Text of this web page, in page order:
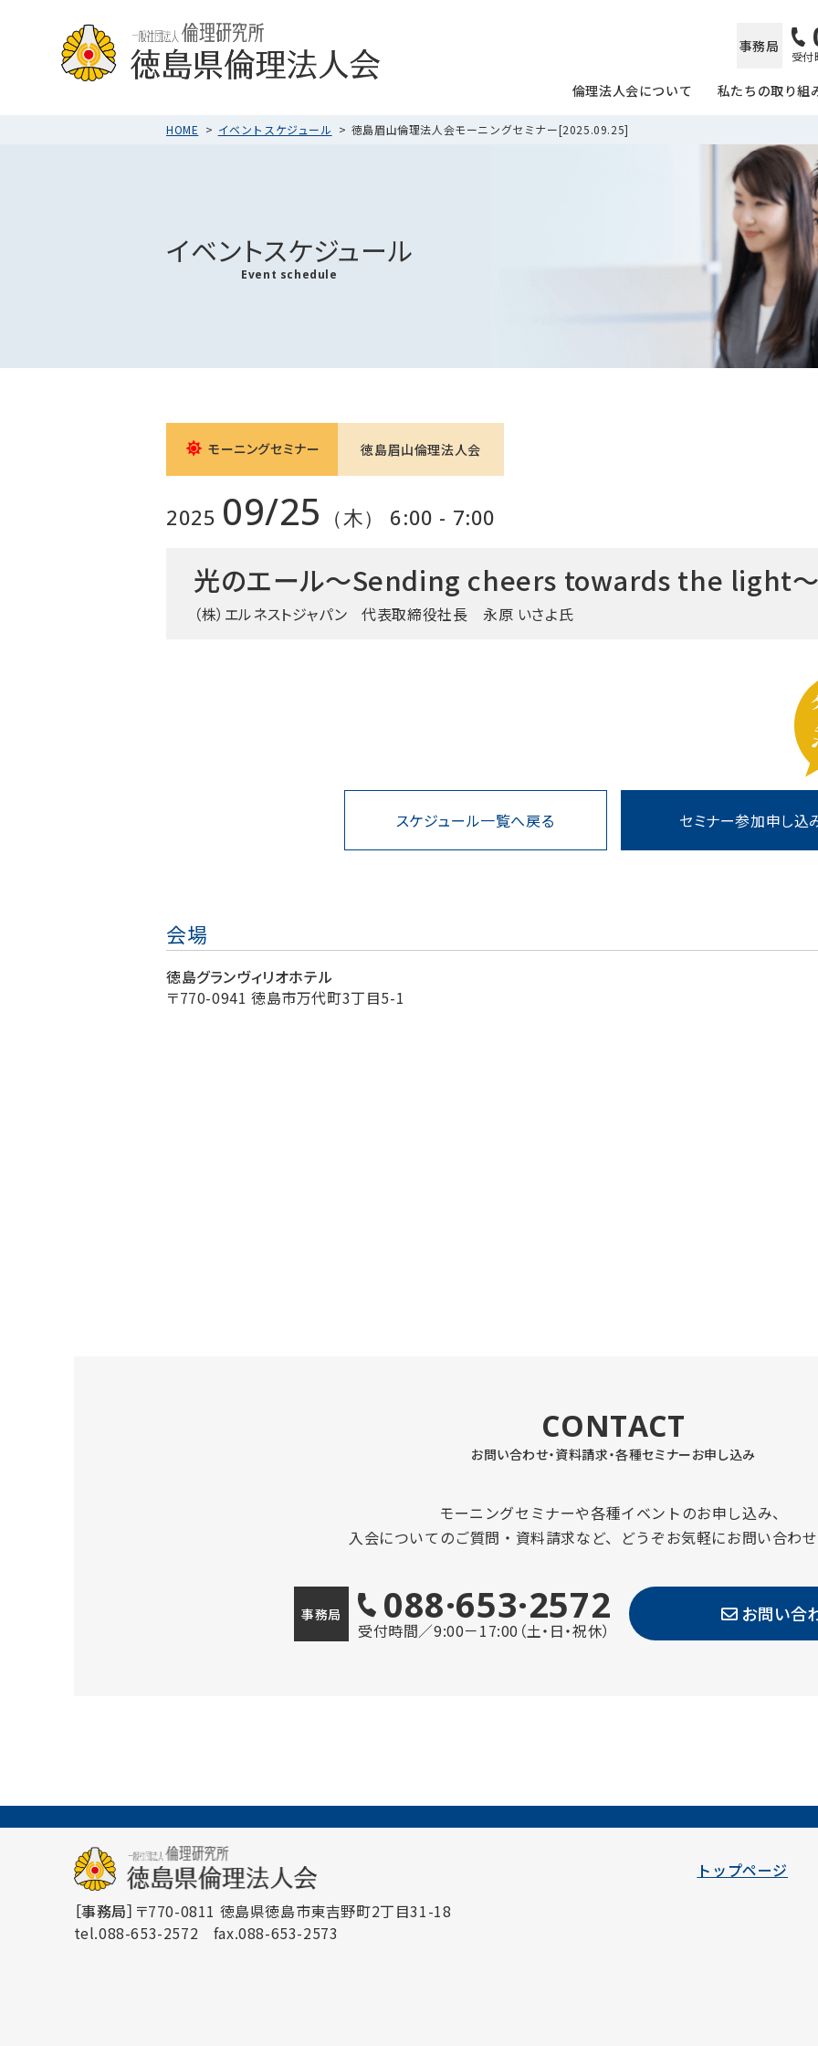
事務局
受付
倫理法人会について 私たちの取り組
HOME イベントスケジュール 徳島眉山倫理法人会モーニングセミナー[2025.09.25]
イベントスケジュール
Event schedule
モーニングセミナー 徳島眉山倫理法人会
2025 09/25 （木） 6:00 - 7:00
光のエール～Sending cheers towards the light
（株）エルネストジャパン 代表取締役社長 永原 いさよ氏
スケジュール一覧へ戻る セミナー参加申し込
会場
徳島グランヴィリオホテル
〒770-0941 徳島市万代町3丁目5-1
CONTACT
お問い合わせ・資料請求・各種セミナーお申し込み
モーニングセミナーや各種イベントのお申し込み、
入会についてのご質問・資料請求など、どうぞお気軽にお問い合わ
事務局 088·653·2572
受付時間／9:00－17:00（土・日・祝休）
お問い合
［事務局］ 〒770-0811 徳島県徳島市東吉野町2丁目31-18
tel.088-653-2572 fax.088-653-2573
トップページ